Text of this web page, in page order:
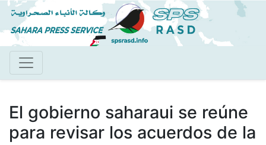
Pasar
al
contenido
El gobierno saharaui se reúne
para revisar los acuerdos de la